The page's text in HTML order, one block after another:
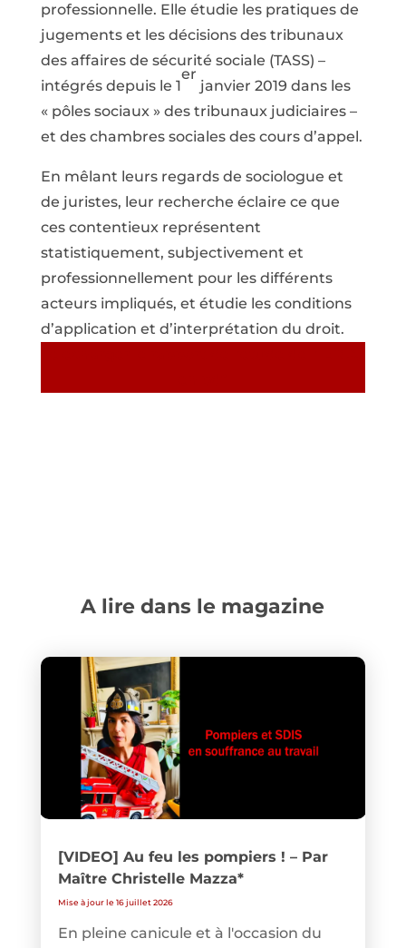
professionnelle. Elle étudie les pratiques de
jugements et les décisions des tribunaux
des affaires de sécurité sociale (TASS) –
intégrés depuis le 1
er
janvier 2019 dans les
« pôles sociaux » des tribunaux judiciaires –
et des chambres sociales des cours d’appel.
En mêlant leurs regards de sociologue et
de juristes, leur recherche éclaire ce que
ces contentieux représentent
statistiquement, subjectivement et
professionnellement pour les différents
acteurs impliqués, et étudie les conditions
d’application et d’interprétation du droit.
A lire dans le magazine
[VIDEO] Au feu les pompiers ! – Par
Maître Christelle Mazza*
Mise à jour le 16 juillet 2026
En pleine canicule et à l'occasion du